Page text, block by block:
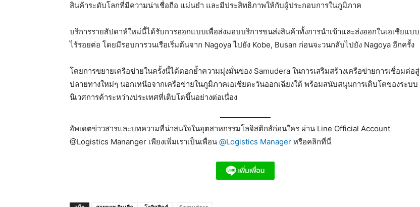
สินค้าระดับโลกที่มีความน่าเชื่อถือ แม่นยำ และมีประสิทธิภาพให้กับผู้ประกอบการในภูมิภาค
บริการรายสัปดาห์ใหม่นี้ได้รับการออกแบบเพื่อส่งมอบบริการขนส่งสินค้าทั้งการนำเข้าและส่งออกในเอเชียแบบ
ไร้รอยต่อ โดยมีรอบการวนเรือเริ่มต้นจาก Nagoya ไปยัง Kobe, Busan ก่อนจะวนกลับไปยัง Nagoya อีกครั้ง
โดยการขยายเครือข่ายในครั้งนี้ได้ตอกย้ำความมุ่งมั่นของ Samudera ในการเสริมสร้างเครือข่ายการเชื่อมต่อสู่
ปลายทางใหม่ๆ นอกเหนือจากเครือข่ายในภูมิภาคเอเชียตะวันออกเฉียงใต้ พร้อมสนับสนุนการเติบโตของระบบ
นิเวศการค้าระหว่างประเทศที่เติบโตขึ้นอย่างต่อเนื่อง
อัพเดตข่าวสารและบทความที่น่าสนใจในอุตสาหกรรมโลจิสติกส์ก่อนใคร ผ่าน Line Official Account
@Logistics Mananger เพียงเพิ่มเราเป็นเพื่อน @Logistics Manager หรือคลิกที่นี่